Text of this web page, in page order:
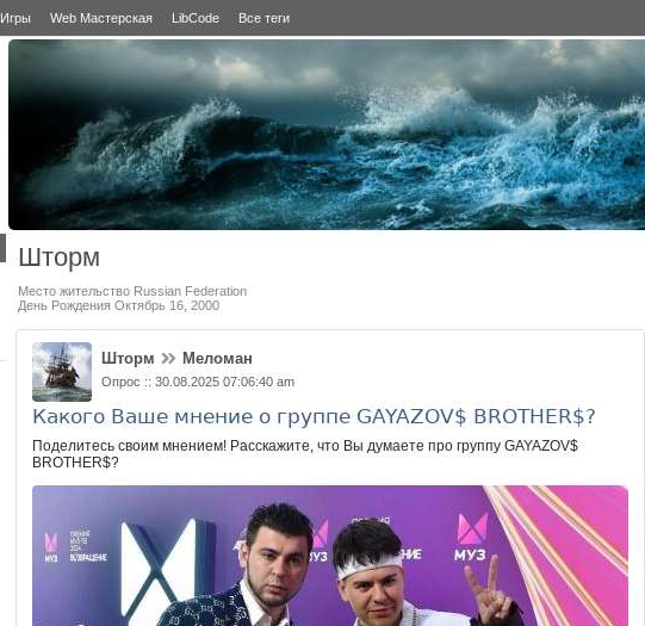
Игры Web Мастерская LibCode Все теги
Шторм
Место жительство Russian Federation
День Рождения Октябрь 16, 2000
Шторм Меломан
Опрос :: 30.08.2025 07:06:40 am
Какого Ваше мнение о группе GAYAZOV$ BROTHER$?
Поделитесь своим мнением! Расскажите, что Вы думаете про группу GAYAZOV$
BROTHER$?